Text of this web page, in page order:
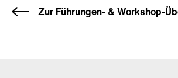
Zur Führungen- & Workshop-